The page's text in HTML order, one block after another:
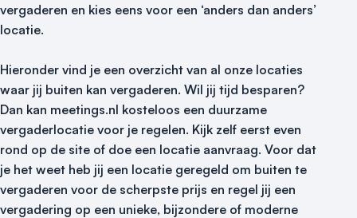
vergaderen en kies eens voor een ‘anders dan anders’
locatie.
Hieronder vind je een overzicht van al onze locaties
waar jij buiten kan vergaderen. Wil jij tijd besparen?
Dan kan meetings.nl kosteloos een duurzame
vergaderlocatie voor je regelen. Kijk zelf eerst even
rond op de site of doe een locatie aanvraag. Voor dat
je het weet heb jij een locatie geregeld om buiten te
vergaderen voor de scherpste prijs en regel jij een
vergadering op een unieke, bijzondere of moderne